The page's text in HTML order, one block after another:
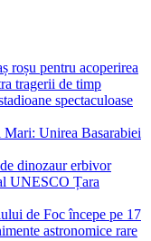
roșu pentru acoperirea
tragerii de timp
spectaculoase
Unirea Basarabiei
dinozaur erbivor
UNESCO Țara
de Foc începe pe 17
astronomice rare